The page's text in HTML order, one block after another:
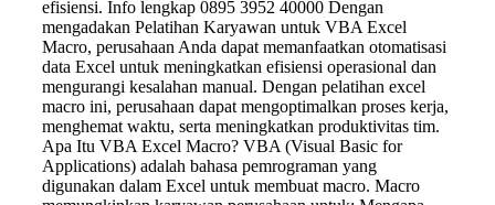
efisiensi. Info lengkap 0895 3952 40000 Dengan
mengadakan Pelatihan Karyawan untuk VBA Excel
Macro, perusahaan Anda dapat memanfaatkan otomatisasi
data Excel untuk meningkatkan efisiensi operasional dan
mengurangi kesalahan manual. Dengan pelatihan excel
macro ini, perusahaan dapat mengoptimalkan proses kerja,
menghemat waktu, serta meningkatkan produktivitas tim.
Apa Itu VBA Excel Macro? VBA (Visual Basic for
Applications) adalah bahasa pemrograman yang
digunakan dalam Excel untuk membuat macro. Macro